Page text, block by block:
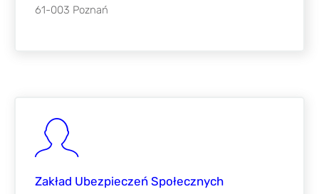
61-003 Poznań
Zakład Ubezpieczeń Społecznych